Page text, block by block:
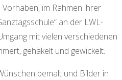
im Rahmen ihrer
an der LWL-
mit vielen verschiedenen
gehäkelt und gewickelt.
bemalt und Bilder in